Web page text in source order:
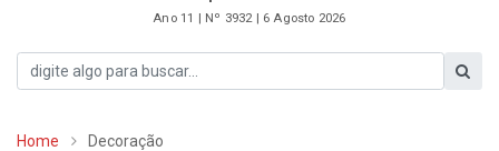
Ano 11 | Nº 3932 | 6 Agosto 2026
Home Decoração